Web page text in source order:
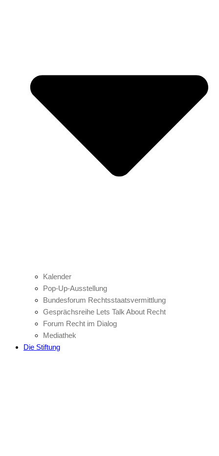
Kalender
Pop-Up-Ausstellung
Bundesforum Rechtsstaatsvermittlung
Gesprächsreihe Lets Talk About Recht
Forum Recht im Dialog
Mediathek
Die Stiftung